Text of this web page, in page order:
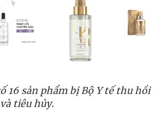
16 sản phẩm bị Bộ Y tế thu hồi
và tiêu hủy.